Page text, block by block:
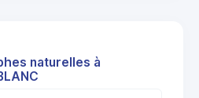
naturelles à